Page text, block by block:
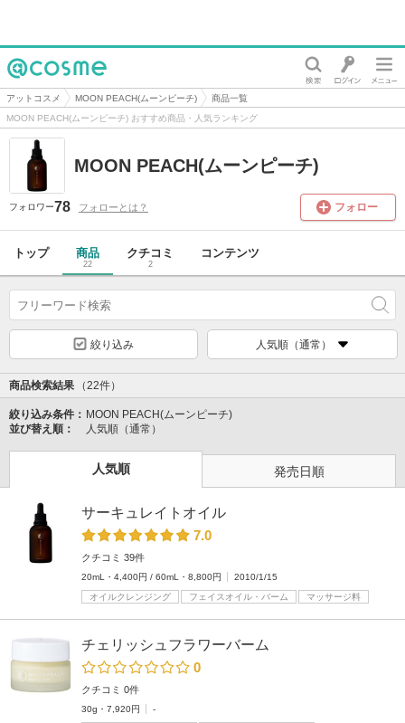
@cosme
アットコスメ MOON PEACH(ムーンピーチ)
商品一覧
MOON PEACH(ムーンピーチ) おすすめ商品・人気ランキング
MOON PEACH(ムーンピーチ)
フォロワー78 フォローとは？ フォロー
トップ 商品
22
クチコミ
2
コンテンツ
絞り込み 人気順（通常）
商品検索結果 （22件）
絞り込み条件： MOON PEACH(ムーンピーチ)
並び替え順：
人気順（通常）
人気順 発売日順
サーキュレイトオイル
7.0
クチコミ 39件
20mL・4,400円 / 60mL・8,800円
2010/1/15
オイルクレンジング
フェイスオイル・バーム マッサージ料
チェリッシュフラワーバーム
0
クチコミ 0件
30g・7,920円
-